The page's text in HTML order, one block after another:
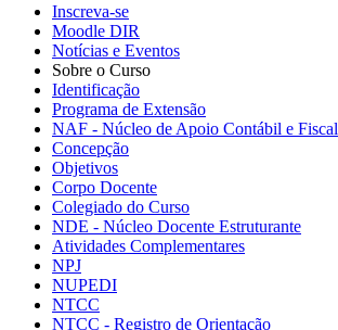
Inscreva-se
Moodle DIR
Notícias e Eventos
Sobre o Curso
Identificação
Programa de Extensão
NAF - Núcleo de Apoio Contábil e Fiscal
Concepção
Objetivos
Corpo Docente
Colegiado do Curso
NDE - Núcleo Docente Estruturante
Atividades Complementares
NPJ
NUPEDI
NTCC
NTCC - Registro de Orientação